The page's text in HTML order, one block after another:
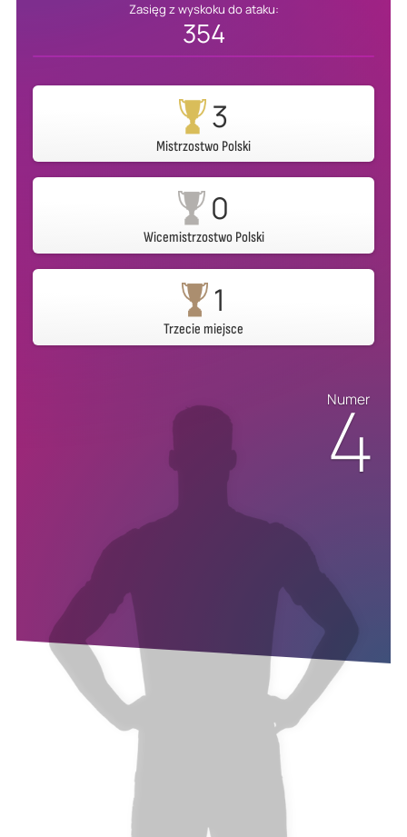
Zasięg z wyskoku do ataku:
354
3
Mistrzostwo Polski
0
Wicemistrzostwo Polski
1
Trzecie miejsce
Numer
4